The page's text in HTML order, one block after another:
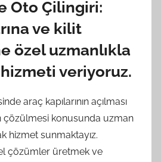
Oto Çilingiri:
ve kilit
özel uzmanlıkla
veriyoruz.
araç kapılarının açılması
çözülmesi konusunda uzman
hizmet sunmaktayız.
çözümler üretmek ve